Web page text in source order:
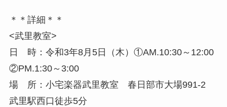
＊＊詳細＊＊
<武里教室>
日 時：令和3年8月5日（木）①AM.10:30～12:00
②PM.1:30～3:00
場 所：小宅楽器武里教室 春日部市大場991-2
武里駅西口徒歩5分